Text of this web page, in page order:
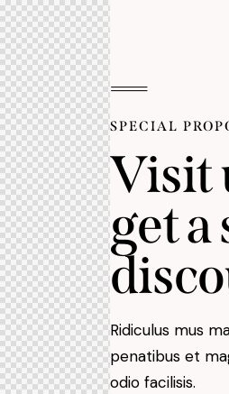
SPECIAL
Visit
get
Ridiculus mus
penatibus et
odio facilisis.